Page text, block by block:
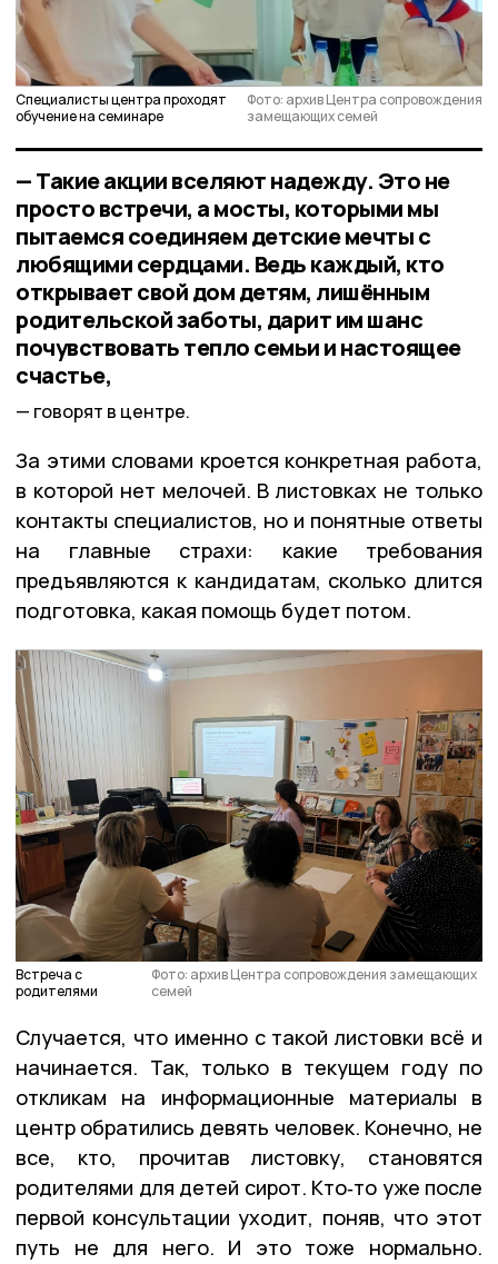
Специалисты центра проходят
обучение на семинаре
Фото: архив Центра сопровождения
замещающих семей
— Такие акции вселяют надежду. Это не
просто встречи, а мосты, которыми мы
пытаемся соединяем детские мечты с
любящими сердцами. Ведь каждый, кто
открывает свой дом детям, лишённым
родительской заботы, дарит им шанс
почувствовать тепло семьи и настоящее
счастье,
говорят в центре.
За этими словами кроется конкретная работа,
в которой нет мелочей. В листовках не только
контакты специалистов, но и понятные ответы
на главные страхи: какие требования
предъявляются к кандидатам, сколько длится
подготовка, какая помощь будет потом.
Встреча с
родителями
Фото: архив Центра сопровождения замещающих
семей
Случается, что именно с такой листовки всё и
начинается. Так, только в текущем году по
откликам на информационные материалы в
центр обратились девять человек. Конечно, не
все, кто, прочитав листовку, становятся
родителями для детей сирот. Кто‑то уже после
первой консультации уходит, поняв, что этот
путь не для него. И это тоже нормально.